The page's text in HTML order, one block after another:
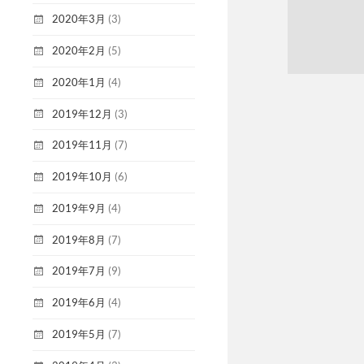
2020年3月 (3)
2020年2月 (5)
2020年1月 (4)
2019年12月 (3)
2019年11月 (7)
2019年10月 (6)
2019年9月 (4)
2019年8月 (7)
2019年7月 (9)
2019年6月 (4)
2019年5月 (7)